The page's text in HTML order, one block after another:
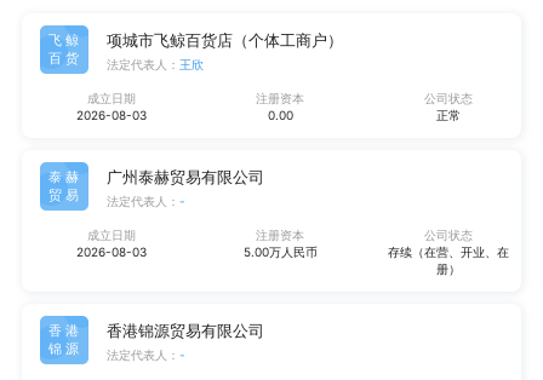
飞鲸
百货
项城市飞鲸百货店（个体工商户）
法定代表人： 王欣
成立日期
2026-08-03
注册资本
0.00
公司状态
正常
泰赫
贸易
广州泰赫贸易有限公司
法定代表人： -
成立日期
2026-08-03
注册资本
5.00万人民币
公司状态
存续（在营、开业、在
册）
香港
锦源
香港锦源贸易有限公司
法定代表人： -